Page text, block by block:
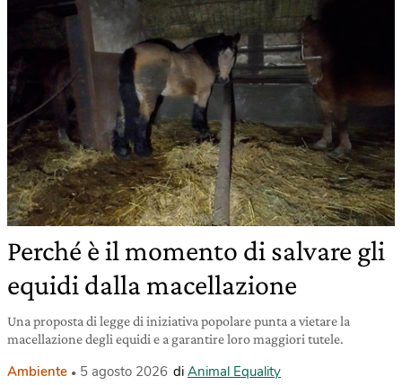
Perché è il momento di salvare gli
equidi dalla macellazione
Una proposta di legge di iniziativa popolare punta a vietare la
macellazione degli equidi e a garantire loro maggiori tutele.
Ambiente 5 agosto 2026 di Animal Equality